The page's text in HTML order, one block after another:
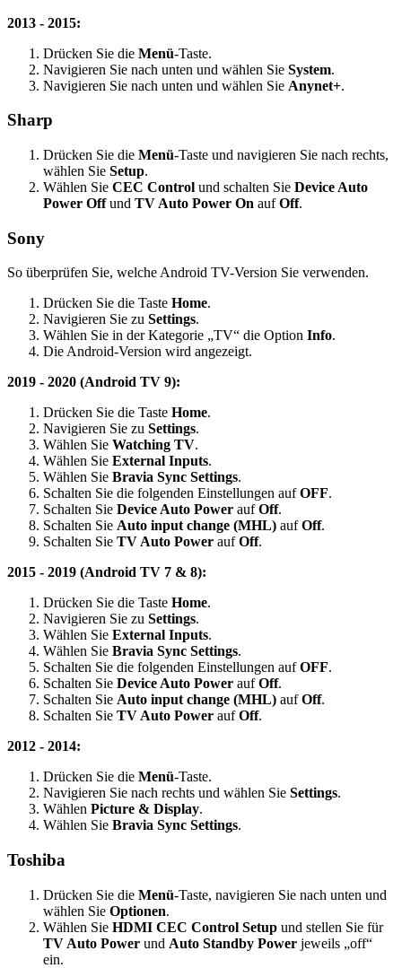
2013 - 2015:
Drücken Sie die Menü-Taste.
Navigieren Sie nach unten und wählen Sie System.
Navigieren Sie nach unten und wählen Sie Anynet+.
Sharp
Drücken Sie die Menü-Taste und navigieren Sie nach rechts,
wählen Sie Setup.
Wählen Sie CEC Control und schalten Sie Device Auto
Power Offund TV Auto Power On aufOff.
Sony
So überprüfen Sie, welche Android TV-Version Sie verwenden.
Drücken Sie die Taste Home.
Navigieren Sie zu Settings.
Wählen Sie in der Kategorie „TV“ die Option Info.
Die Android-Version wird angezeigt.
2019 - 2020 (Android TV 9):
Drücken Sie die Taste Home.
Navigieren Sie zu Settings.
Wählen Sie Watching TV.
Wählen Sie External Inputs.
Wählen Sie Bravia Sync Settings.
Schalten Sie die folgenden Einstellungen aufOFF.
Schalten Sie Device Auto Power aufOff.
Schalten Sie Auto input change (MHL) aufOff.
Schalten Sie TV Auto Power aufOff.
2015 - 2019 (Android TV 7 & 8):
Drücken Sie die Taste Home.
Navigieren Sie zu Settings.
Wählen Sie External Inputs.
Wählen Sie Bravia Sync Settings.
Schalten Sie die folgenden Einstellungen aufOFF.
Schalten Sie Device Auto Power aufOff.
Schalten Sie Auto input change (MHL) aufOff.
Schalten Sie TV Auto Power aufOff.
2012 - 2014:
Drücken Sie die Menü-Taste.
Navigieren Sie nach rechts und wählen Sie Settings.
Wählen Picture & Display.
Wählen Sie Bravia Sync Settings.
Toshiba
Drücken Sie die Menü-Taste, navigieren Sie nach unten und
wählen Sie Optionen.
Wählen Sie HDMI CEC Control Setup und stellen Sie für
TV Auto Power und Auto Standby Power jeweils „off“
ein.